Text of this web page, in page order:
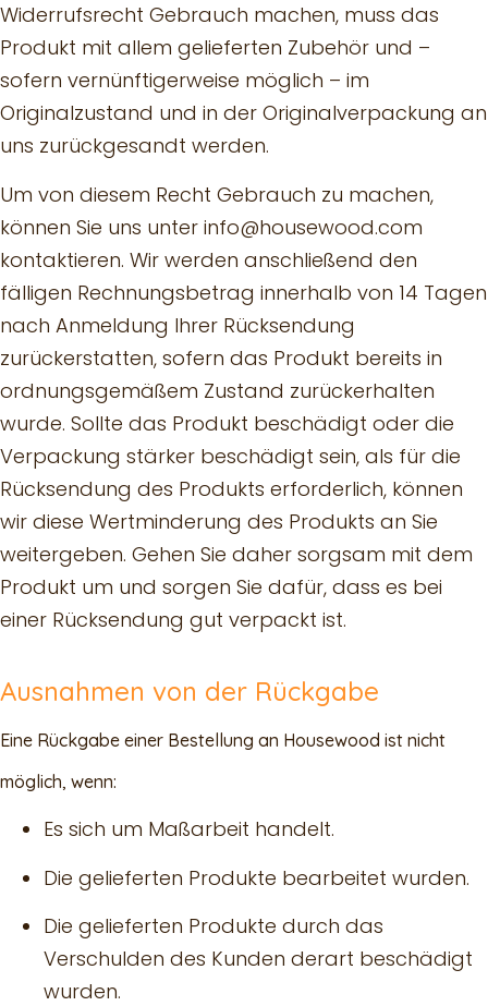
Widerrufsrecht Gebrauch machen, muss das
Produkt mit allem gelieferten Zubehör und –
sofern vernünftigerweise möglich – im
Originalzustand und in der Originalverpackung an
uns zurückgesandt werden.
Um von diesem Recht Gebrauch zu machen,
können Sie uns unter info@housewood.com
kontaktieren. Wir werden anschließend den
fälligen Rechnungsbetrag innerhalb von 14 Tagen
nach Anmeldung Ihrer Rücksendung
zurückerstatten, sofern das Produkt bereits in
ordnungsgemäßem Zustand zurückerhalten
wurde. Sollte das Produkt beschädigt oder die
Verpackung stärker beschädigt sein, als für die
Rücksendung des Produkts erforderlich, können
wir diese Wertminderung des Produkts an Sie
weitergeben. Gehen Sie daher sorgsam mit dem
Produkt um und sorgen Sie dafür, dass es bei
einer Rücksendung gut verpackt ist.
Ausnahmen von der Rückgabe
Eine Rückgabe einer Bestellung an Housewood ist nicht
möglich, wenn:
Es sich um Maßarbeit handelt.
Die gelieferten Produkte bearbeitet wurden.
Die gelieferten Produkte durch das
Verschulden des Kunden derart beschädigt
wurden.